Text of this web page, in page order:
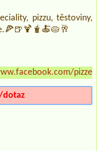
pizzu, těstoviny,
dotaz